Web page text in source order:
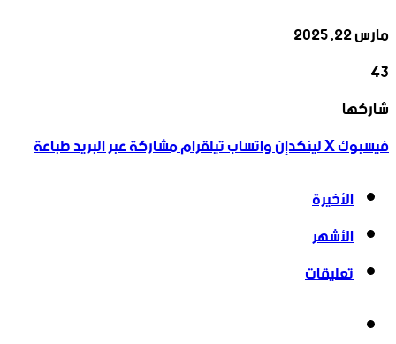
مارس 22, 2025
43
فيسبوك
‫X
لينكدإن
واتساب
تيلقرام
شاركها
فيسبوك‫Xلينكدإنواتسابتيلقراممشاركة عبر البريدطباعة
الأخيرة
الأشهر
تعليقات